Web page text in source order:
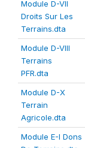
Module D-VII
Droits Sur Les
Terrains.dta
Module D-VIII
Terrains
PFR.dta
Module D-X
Terrain
Agricole.dta
Module E-I Dons